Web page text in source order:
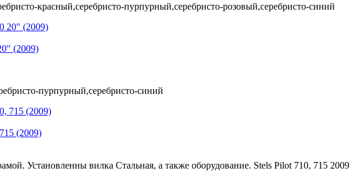
красный,серебристо-пурпурный,серебристо-розовый,серебристо-синий
(2009)
пурпурный,серебристо-синий
(2009)
Установленны вилка Стальная, а также оборудование. Stels Pilot 710, 715 2009